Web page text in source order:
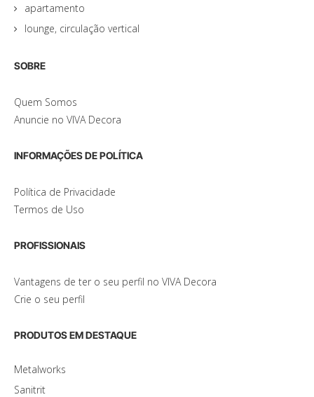
apartamento
lounge, circulação vertical
SOBRE
Quem Somos
Anuncie no VIVA Decora
INFORMAÇÕES DE POLÍTICA
Política de Privacidade
Termos de Uso
PROFISSIONAIS
Vantagens de ter o seu perfil no VIVA Decora
Crie o seu perfil
PRODUTOS EM DESTAQUE
Metalworks
Sanitrit